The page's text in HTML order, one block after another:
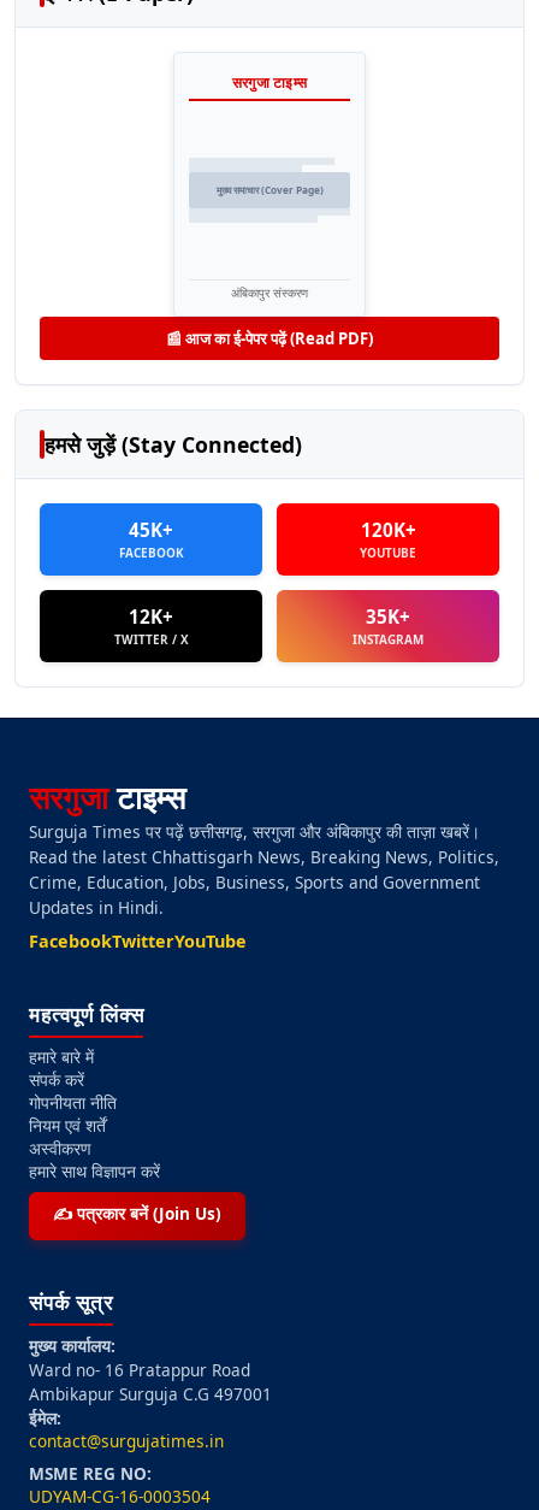
सरगुजा टाइम्स
मुख्य समाचार (Cover Page)
अंबिकापुर संस्करण
📰 आज का ई-पेपर पढ़ें (Read PDF)
हमसे जुड़ें (Stay Connected)
45K+
FACEBOOK
120K+
YOUTUBE
12K+
TWITTER / X
35K+
INSTAGRAM
सरगुजाटाइम्स
Surguja Times पर पढ़ें छत्तीसगढ़, सरगुजा और अंबिकापुर की ताज़ा खबरें।
Read the latest Chhattisgarh News, Breaking News, Politics,
Crime, Education, Jobs, Business, Sports and Government
Updates in Hindi.
FacebookTwitterYouTube
महत्वपूर्ण लिंक्स
हमारे बारे में
संपर्क करें
गोपनीयता नीति
नियम एवं शर्तें
अस्वीकरण
हमारे साथ विज्ञापन करें
✍️ पत्रकार बनें (Join Us)
संपर्क सूत्र
मुख्य कार्यालय:
Ward no- 16 Pratappur Road
Ambikapur Surguja C.G 497001
ईमेल:
contact@surgujatimes.in
MSME REG NO:
UDYAM-CG-16-0003504